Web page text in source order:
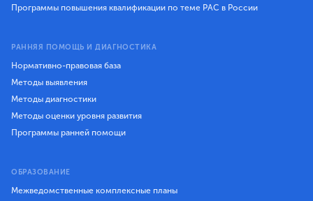
Программы повышения квалификации по теме РАС в России
РАННЯЯ ПОМОЩЬ И ДИАГНОСТИКА
Нормативно-правовая база
Методы выявления
Методы диагностики
Методы оценки уровня развития
Программы ранней помощи
ОБРАЗОВАНИЕ
Межведомственные комплексные планы